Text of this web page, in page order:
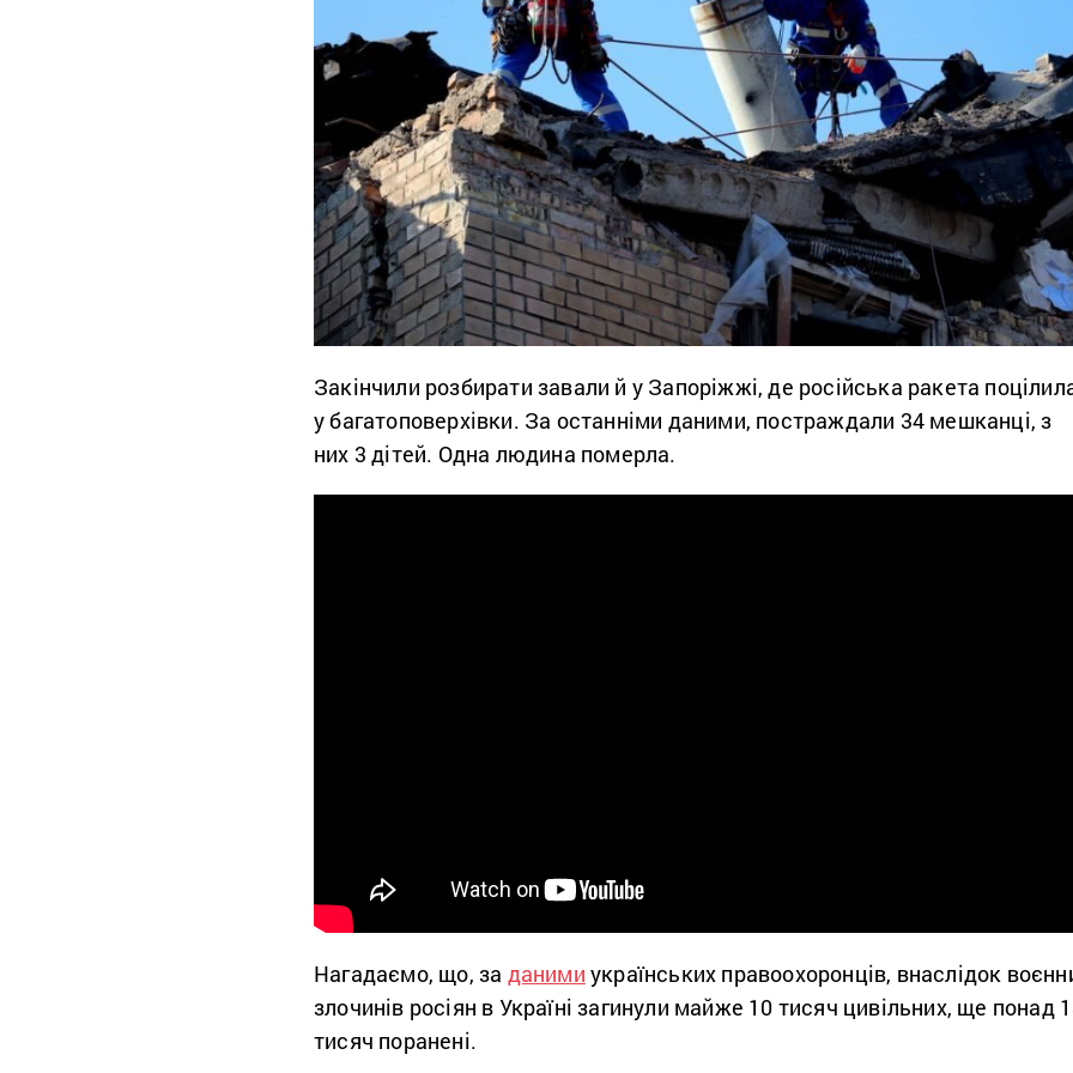
Закінчили розбирати завали й у Запоріжжі, де російська ракета
у багатоповерхівки. За останніми даними, постраждали 34 мешканці, з
них 3 дітей. Одна людина померла.
Нагадаємо, що, за даними українських правоохоронців, внаслідок
злочинів росіян в Україні загинули майже 10 тисяч цивільних, ще понад
тисяч поранені.